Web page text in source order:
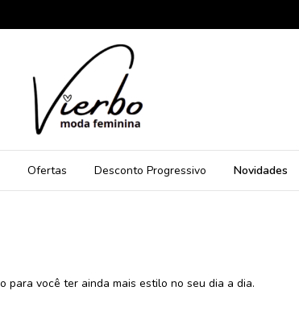
Ofertas Desconto Progressivo Novidades
para você ter ainda mais estilo no seu dia a dia.